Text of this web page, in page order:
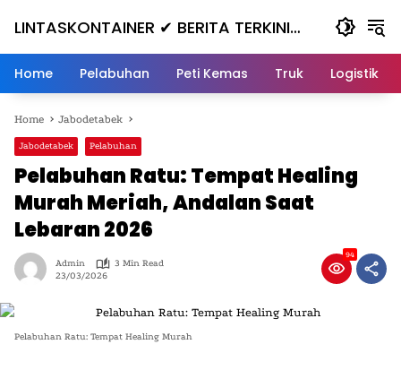
LINTASKONTAINER ✔ BERITA TERKINI
KONTAINER TERBARU HARI INI
Home Pelabuhan Peti Kemas Truk Logistik
Home Jabodetabek
Jabodetabek Pelabuhan
Pelabuhan Ratu: Tempat Healing
Murah Meriah, Andalan Saat
Lebaran 2026
Admin
3 Min Read
23/03/2026
94
Pelabuhan Ratu: Tempat Healing Murah